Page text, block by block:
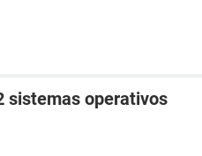
sistemas operativos